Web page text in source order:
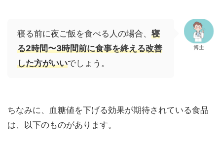
寝る前に夜ご飯を食べる人の場合、 寝
る2時間〜3時間前に食事を終える改善
した方がいいでしょう。
博士
ちなみに、血糖値を下げる効果が期待されている食品
は、以下のものがあります。